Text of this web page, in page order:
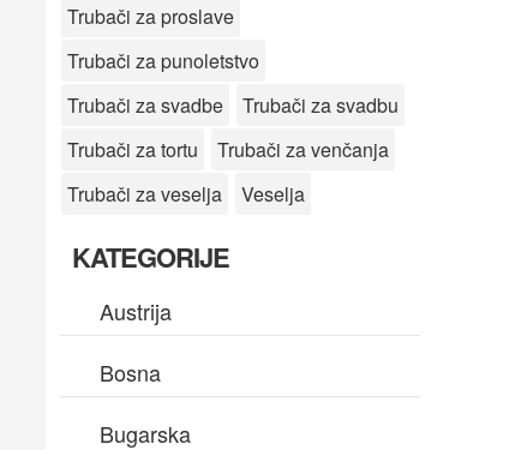
Trubači za proslave
Trubači za punoletstvo
Trubači za svadbe
Trubači za svadbu
Trubači za tortu
Trubači za venčanja
Trubači za veselja
Veselja
KATEGORIJE
Austrija
Bosna
Bugarska